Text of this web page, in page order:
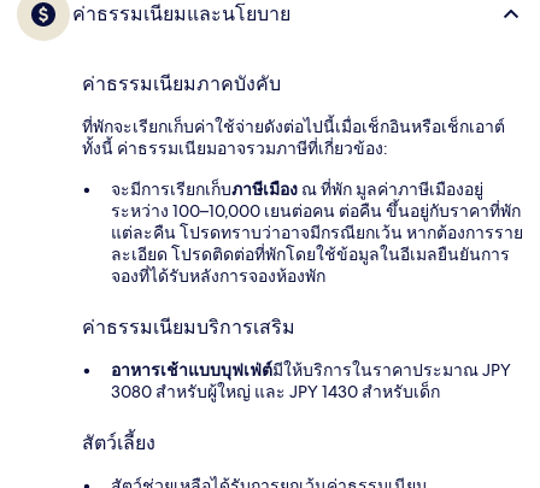
ค่าธรรมเนียมและนโยบาย
ค่าธรรมเนียมภาคบังคับ
ที่พักจะเรียกเก็บค่าใช้จ่ายดังต่อไปนี้เมื่อเช็กอินหรือเช็กเอาต์
ทั้งนี้ ค่าธรรมเนียมอาจรวมภาษีที่เกี่ยวข้อง:
จะมีการเรียกเก็บภาษีเมือง ณ ที่พัก มูลค่าภาษีเมืองอยู่
ระหว่าง 100–10,000 เยนต่อคน ต่อคืน ขึ้นอยู่กับราคาที่พัก
แต่ละคืน โปรดทราบว่าอาจมีกรณียกเว้น หากต้องการราย
ละเอียด โปรดติดต่อที่พักโดยใช้ข้อมูลในอีเมลยืนยันการ
จองที่ได้รับหลังการจองห้องพัก
ค่าธรรมเนียมบริการเสริม
อาหารเช้าแบบบุฟเฟ่ต์มีให้บริการในราคาประมาณ JPY
3080 สำหรับผู้ใหญ่ และ JPY 1430 สำหรับเด็ก
สัตว์เลี้ยง